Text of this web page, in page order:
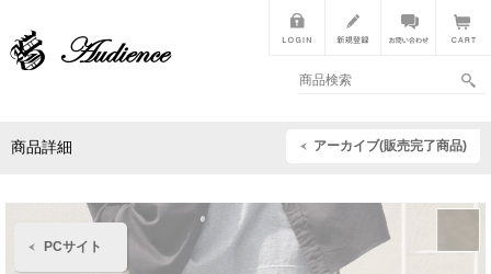
PCサイト
商品詳細 アーカイブ(販売完了商品)